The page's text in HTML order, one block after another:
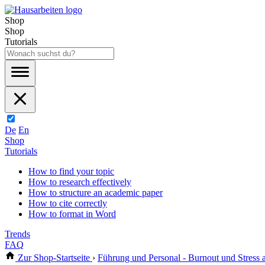
Shop
Shop
Tutorials
De En
Shop
Tutorials
How to find your topic
How to research effectively
How to structure an academic paper
How to cite correctly
How to format in Word
Trends
FAQ
Zur Shop-Startseite › Führung und Personal - Burnout und Stress